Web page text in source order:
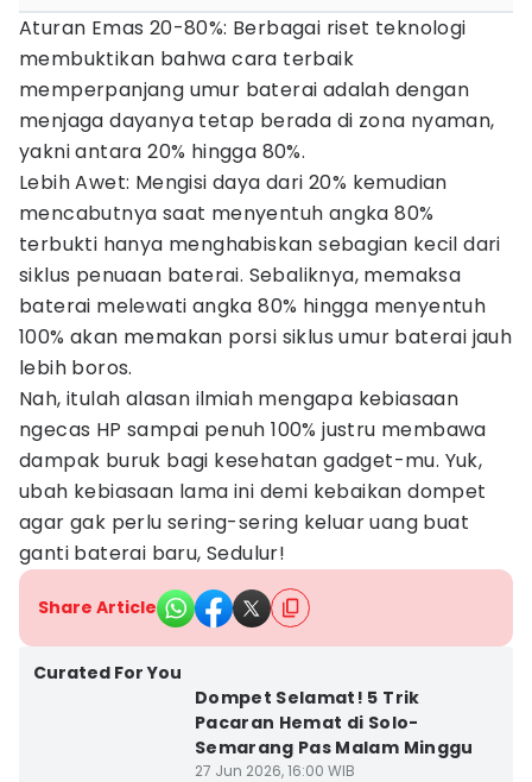
Aturan Emas 20-80%: Berbagai riset teknologi
membuktikan bahwa cara terbaik
memperpanjang umur baterai adalah dengan
menjaga dayanya tetap berada di zona nyaman,
yakni antara 20% hingga 80%.
Lebih Awet: Mengisi daya dari 20% kemudian
mencabutnya saat menyentuh angka 80%
terbukti hanya menghabiskan sebagian kecil dari
siklus penuaan baterai. Sebaliknya, memaksa
baterai melewati angka 80% hingga menyentuh
100% akan memakan porsi siklus umur baterai jauh
lebih boros.
Nah, itulah alasan ilmiah mengapa kebiasaan
ngecas HP sampai penuh 100% justru membawa
dampak buruk bagi kesehatan gadget-mu. Yuk,
ubah kebiasaan lama ini demi kebaikan dompet
agar gak perlu sering-sering keluar uang buat
ganti baterai baru, Sedulur!
Share Article
Curated For You
Dompet Selamat! 5 Trik
Pacaran Hemat di Solo-
Semarang Pas Malam Minggu
27 Jun 2026, 16:00 WIB